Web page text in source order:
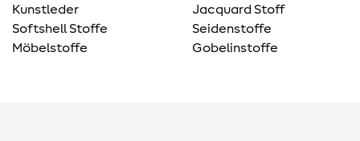
Kunstleder
Softshell Stoffe
Möbelstoffe
Jacquard Stoff
Seidenstoffe
Gobelinstoffe